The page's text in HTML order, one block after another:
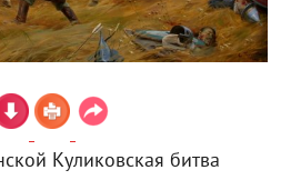
Куликовская битва